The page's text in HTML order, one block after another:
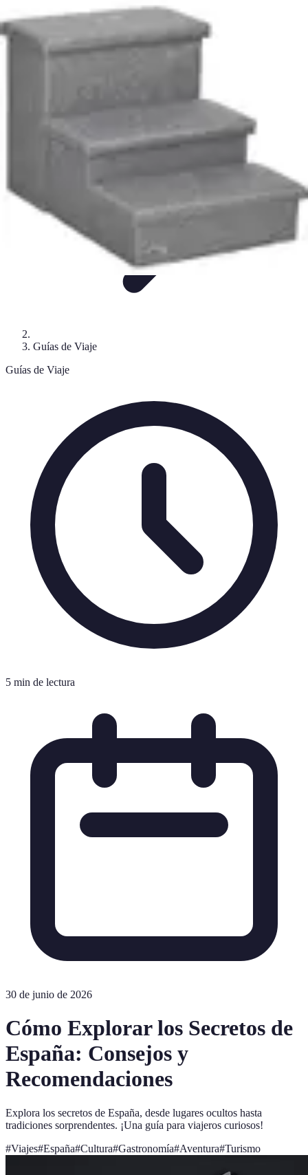
Visita Española
Consejos de Viaje
Estilo de VidaDestinos
Guías de Viaje
Guías de Viaje
5 min de lectura
30 de junio de 2026
Cómo Explorar los Secretos de
España: Consejos y
Recomendaciones
Explora los secretos de España, desde lugares ocultos hasta
tradiciones sorprendentes. ¡Una guía para viajeros curiosos!
#Viajes#España#Cultura#Gastronomía#Aventura#Turismo